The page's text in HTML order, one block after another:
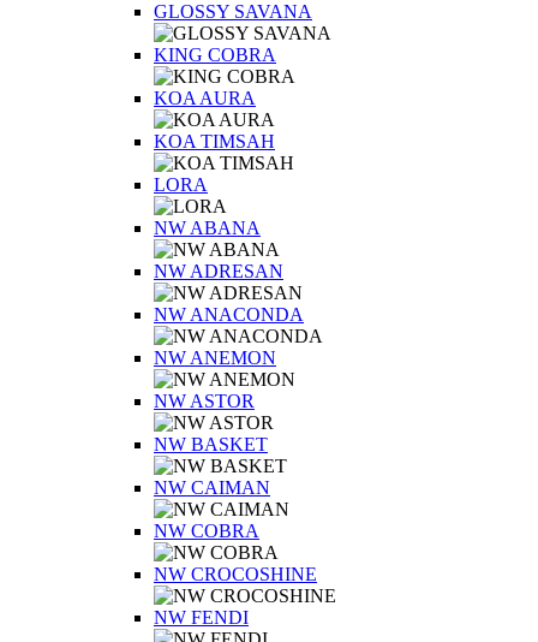
GLOSSY SAVANA
KING COBRA
KOA AURA
KOA TIMSAH
LORA
NW ABANA
NW ADRESAN
NW ANACONDA
NW ANEMON
NW ASTOR
NW BASKET
NW CAIMAN
NW COBRA
NW CROCOSHINE
NW FENDI